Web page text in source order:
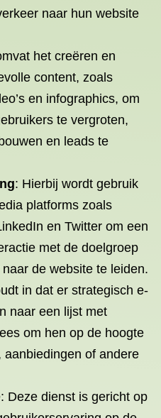
naar hun website
het creëren en
content, zoals
en infographics, om
te vergroten,
en leads te
: Hierbij wordt gebruik
platforms zoals
en Twitter om een
met de doelgroep
de website te leiden.
in dat er strategisch e-
naar een lijst met
om hen op de hoogte
of andere
Deze dienst is gericht op